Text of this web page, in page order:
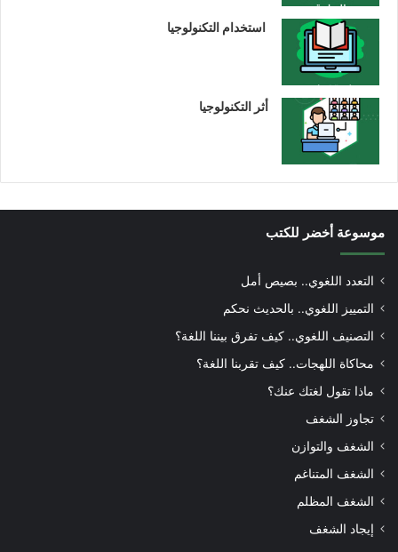
استخدام التكنولوجيا
أثر التكنولوجيا
موسوعة أخضر للكتب
التعدد اللغوي.. بصيص أمل
التمييز اللغوي.. بالحديث نحكم
التصنيف اللغوي.. كيف تفرق بيننا اللغة؟
محاكاة اللهجات.. كيف تقربنا اللغة؟
ماذا تقول لغتك عنك؟
تجاوز الشغف
الشغف والتوازن
الشغف المتناغم
الشغف المظلم
إيجاد الشغف